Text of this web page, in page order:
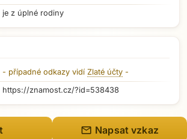
Přejít na hlavní obsah
je z úplné rodiny
- případné odkazy vidí Zlaté účty -
https://znamost.cz/?id=538438
mail Napsat vzkaz